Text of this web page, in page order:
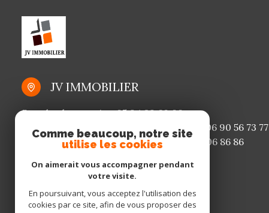
JV IMMOBILIER
Standard et gestion 05 94 29 60 00
Conseillère en location
06 94 93 65 78
06 90 56 73 77
Conseiller achat/vente et terrain
06 94 06 86 86
9A Rue des Entreprises
97354 Remire-Montjoly
Comme beaucoup, notre site
utilise les cookies
On aimerait vous accompagner pendant
votre visite.
En poursuivant, vous acceptez l'utilisation des
cookies par ce site, afin de vous proposer des